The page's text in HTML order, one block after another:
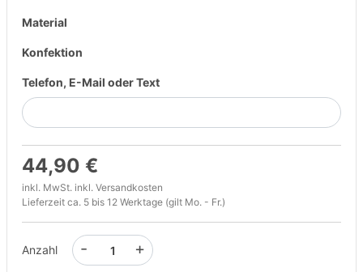
Material
Konfektion
Telefon, E-Mail oder Text
44,90 €
inkl. MwSt. inkl. Versandkosten
Lieferzeit ca. 5 bis 12 Werktage (gilt Mo. - Fr.)
Anzahl +
-